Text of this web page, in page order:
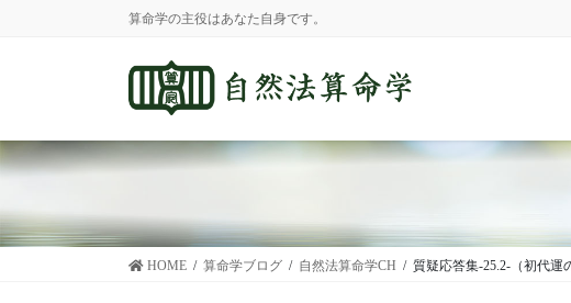
に
移
ョ
ン
移
動
算命学の主役はあなた自身です。
HOME 算命学ブログ 自然法算命学CH 質疑応答集-25.2-（初代運